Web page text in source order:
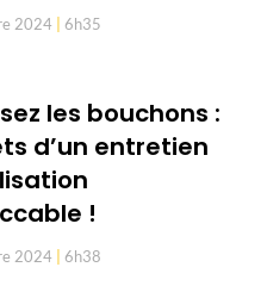
2024 6h35
les bouchons :
d’un entretien
!
2024 6h38